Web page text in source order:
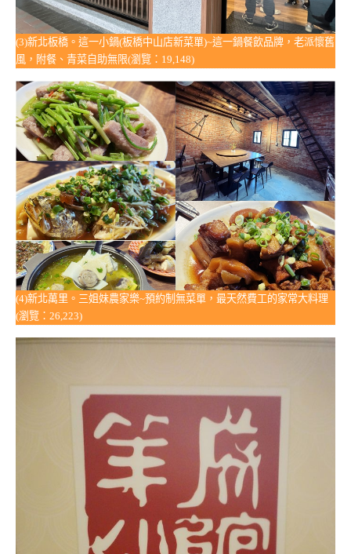
(3)新北板橋。這一小鍋(板橋中山店新菜單)~這一鍋餐飲品牌，老派懷舊
風，附餐、青菜自助無限(瀏覽：19,148)
(4)新北萬里。三姐妹農家樂~預約制無菜單，最天然費工的家常大料理
(瀏覽：26,223)